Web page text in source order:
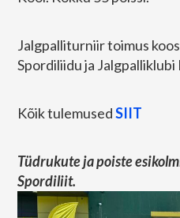
Jalgpalliturniir toimus
Spordiliidu ja
Kõik tulemusedSIIT
Tüdrukute ja poiste
Spordiliit.